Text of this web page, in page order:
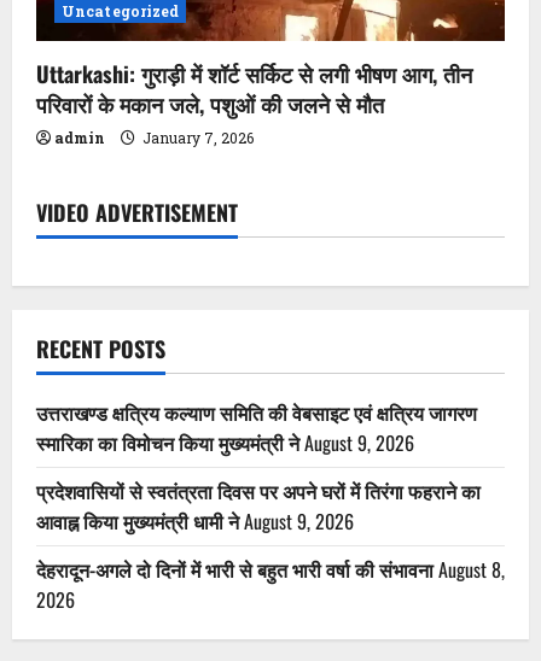
Uncategorized
Uttarkashi: गुराड़ी में शॉर्ट सर्किट से लगी भीषण आग, तीन
परिवारों के मकान जले, पशुओं की जलने से मौत
admin January 7, 2026
VIDEO ADVERTISEMENT
RECENT POSTS
उत्तराखण्ड क्षत्रिय कल्याण समिति की वेबसाइट एवं क्षत्रिय जागरण
स्मारिका का विमोचन किया मुख्यमंत्री नेAugust 9, 2026
प्रदेशवासियों से स्वतंत्रता दिवस पर अपने घरों में तिरंगा फहराने का
आवाह्न किया मुख्यमंत्री धामी नेAugust 9, 2026
देहरादून-अगले दो दिनों में भारी से बहुत भारी वर्षा की संभावनाAugust 8,
2026